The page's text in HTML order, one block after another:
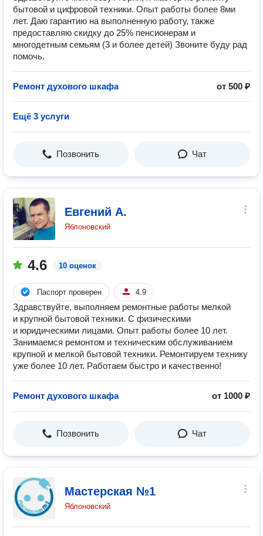
бытовой и цифровой техники. Опыт работы более 8ми
лет. Даю гарантию на выполненную работу, также
предоставляю скидку до 25% пенсионерам и
многодетным семьям (3 и более детей) Звоните буду рад
помочь.
Ремонт духового шкафа от 500 ₽
Ещё 3 услуги
Позвонить Чат
Евгений А.
Яблоновский
4.6 10 оценок
Паспорт проверен 4.9
Здравствуйте, выполняем ремонтные работы мелкой
и крупной бытовой техники. С физическими
и юридическими лицами. Опыт работы более 10 лет.
Занимаемся ремонтом и техническим обслуживанием
крупной и мелкой бытовой техники. Ремонтируем технику
уже более 10 лет. Работаем быстро и качеcтвенно!
Ремонт духового шкафа от 1000 ₽
Позвонить Чат
Мастерская №1
Яблоновский